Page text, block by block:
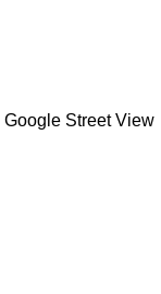
Google Street View